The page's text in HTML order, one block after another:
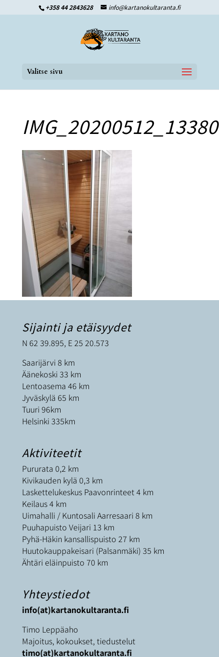
+358 44 2843628 info@kartanokultaranta.fi
Valitse sivu
Sijainti ja etäisyydet
N 62 39.895, E 25 20.573
Saarijärvi 8 km
Äänekoski 33 km
Lentoasema 46 km
Jyväskylä 65 km
Tuuri 96km
Helsinki 335km
Aktiviteetit
Pururata 0,2 km
Kivikauden kylä 0,3 km
Laskettelukeskus Paavonrinteet 4 km
Keilaus 4 km
Uimahalli / Kuntosali Aarresaari 8 km
Puuhapuisto Veijari 13 km
Pyhä-Häkin kansallispuisto 27 km
Huutokauppakeisari (Palsanmäki) 35 km
Ähtäri eläinpuisto 70 km
Yhteystiedot
info(at)kartanokultaranta.fi
Timo Leppäaho
Majoitus, kokoukset, tiedustelut
timo(at)kartanokultaranta.fi